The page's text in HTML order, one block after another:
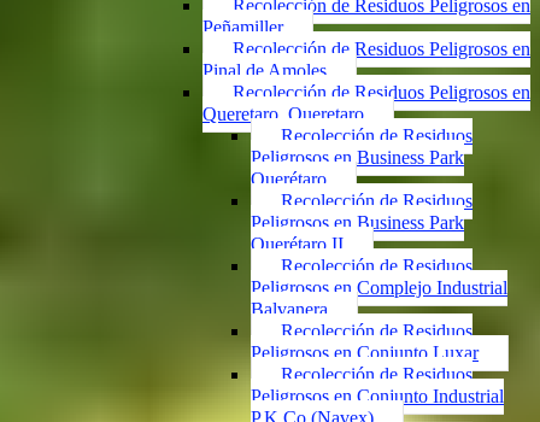
Recolección de Residuos Peligrosos en
Peñamiller
Recolección de Residuos Peligrosos en
Pinal de Amoles
Recolección de Residuos Peligrosos en
Queretaro, Queretaro
Recolección de Residuos
Peligrosos en Business Park
Querétaro
Recolección de Residuos
Peligrosos en Business Park
Querétaro II
Recolección de Residuos
Peligrosos en Complejo Industrial
Balvanera
Recolección de Residuos
Peligrosos en Conjunto Luxar
Recolección de Residuos
Peligrosos en Conjunto Industrial
P.K.Co (Navex)